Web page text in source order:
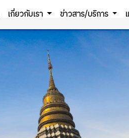
เกี่ยวกับเรา ข่าวสาร/บริการ